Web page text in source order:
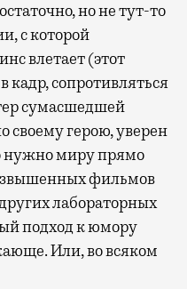
но не тут-то
с которой
влетает (этот
сопротивляться
сумасшедшей
своему герою, уверен
нужно миру прямо
фильмов
лабораторных
подход к юмору
Или, во всяком